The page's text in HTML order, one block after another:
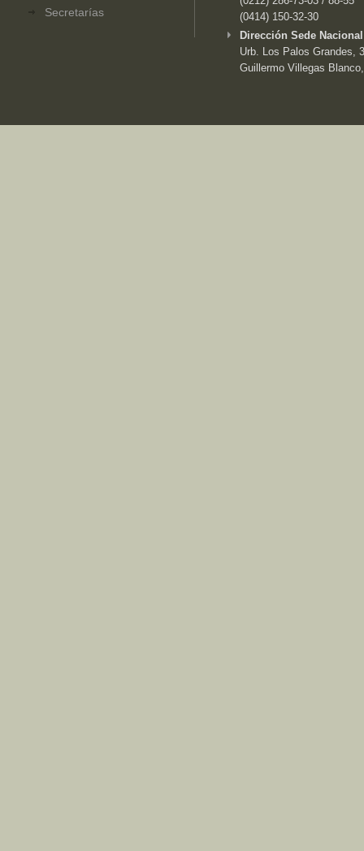
Secretarías
(0414) 150-32-30
Dirección Sede
Urb. Los Palos Grandes,
Guillermo Villegas